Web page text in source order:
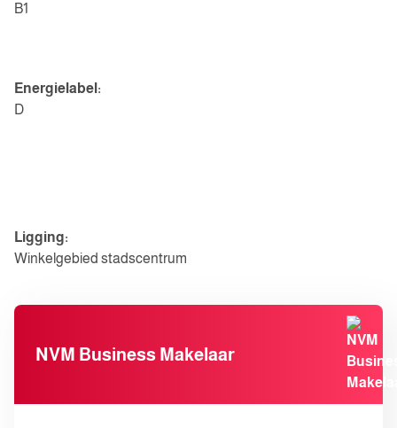
B1
Energielabel:
D
Ligging:
Winkelgebied stadscentrum
NVM Business Makelaar